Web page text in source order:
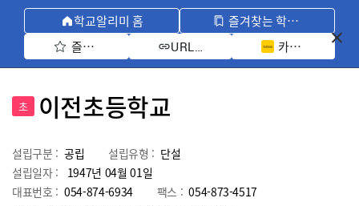
학교알리미 홈
즐겨찾는 학교 모아보기
즐겨찾기 선택
URL 복사 카카오톡 공유
초 이전초등학교
설립구분 : 공립 설립유형 : 단설
설립일자 :
1947년 04월 01일
대표번호 : 054-874-6934 팩스 : 054-873-4517